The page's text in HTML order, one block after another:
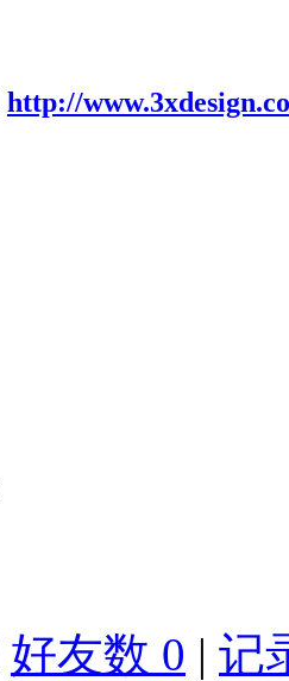
http://
好友数 0 | 记